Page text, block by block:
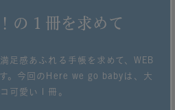
の１冊を求めて
足感あふれる手帳を求めて、WEB
。今回のHere we go babyは、大
可愛い１冊。